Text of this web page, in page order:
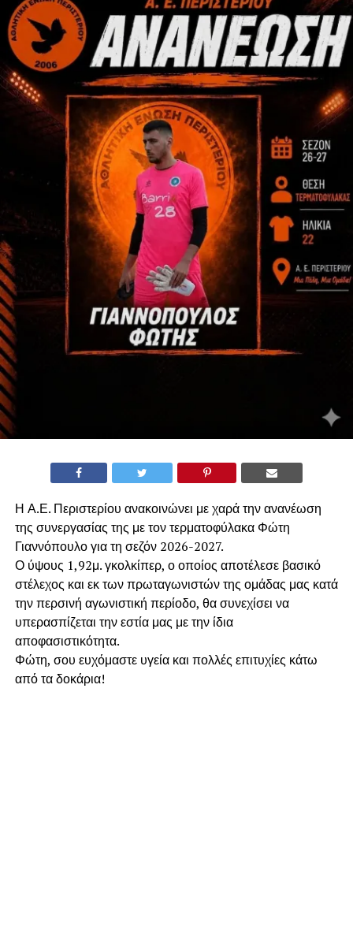
Η Α.Ε. Περιστερίου ανακοινώνει με χαρά την ανανέωση
της συνεργασίας της με τον τερματοφύλακα Φώτη
Γιαννόπουλο για τη σεζόν 2026-2027.
​Ο ύψους 1,92μ. γκολκίπερ, ο οποίος αποτέλεσε βασικό
στέλεχος και εκ των πρωταγωνιστών της ομάδας μας κατά
την περσινή αγωνιστική περίοδο, θα συνεχίσει να
υπερασπίζεται την εστία μας με την ίδια
αποφασιστικότητα.
​Φώτη, σου ευχόμαστε υγεία και πολλές επιτυχίες κάτω
από τα δοκάρια!